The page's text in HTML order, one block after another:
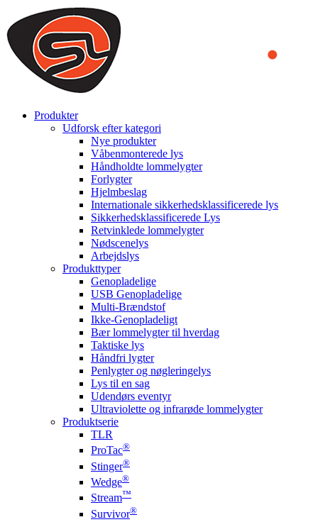
We use cookies to ensure that we provide you the best experience
on our website. By continuing to browse this website, you accept
that cookies are used to help us analyze how the website is used and
to offer you a better experience. To learn more or to find out how
you can disable cookies, you can access our
Produkter
Udforsk efter kategori
Nye produkter
Våbenmonterede lys
Håndholdte lommelygter
Forlygter
Hjelmbeslag
Internationale sikkerhedsklassificerede lys
Sikkerhedsklassificerede Lys
Retvinklede lommelygter
Nødscenelys
Arbejdslys
Produkttyper
Genopladelige
USB Genopladelige
Multi-Brændstof
Ikke-Genopladeligt
Bær lommelygter til hverdag
Taktiske lys
Håndfri lygter
Penlygter og nøgleringelys
Lys til en sag
Udendørs eventyr
Ultraviolette og infrarøde lommelygter
Produktserie
TLR
ProTac®
Stinger®
Wedge®
Stream™
Survivor®